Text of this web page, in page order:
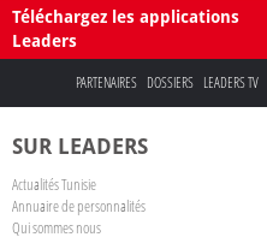
Téléchargez les applications
Leaders
PARTENAIRES DOSSIERS LEADERS TV
SUR LEADERS
Actualités Tunisie
Annuaire de personnalités
Qui sommes nous